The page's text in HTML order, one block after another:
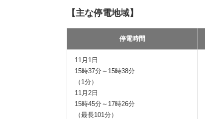
【主な停電地域】
停電時間
11月1日
15時37分～15時38分
（1分）
11月2日
15時45分～17時26分
（最長101分）